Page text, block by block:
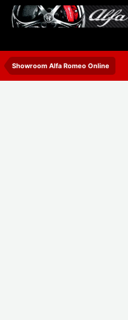
Showroom Alfa Romeo Online